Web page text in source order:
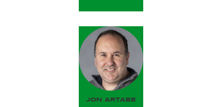
JON ARTABE